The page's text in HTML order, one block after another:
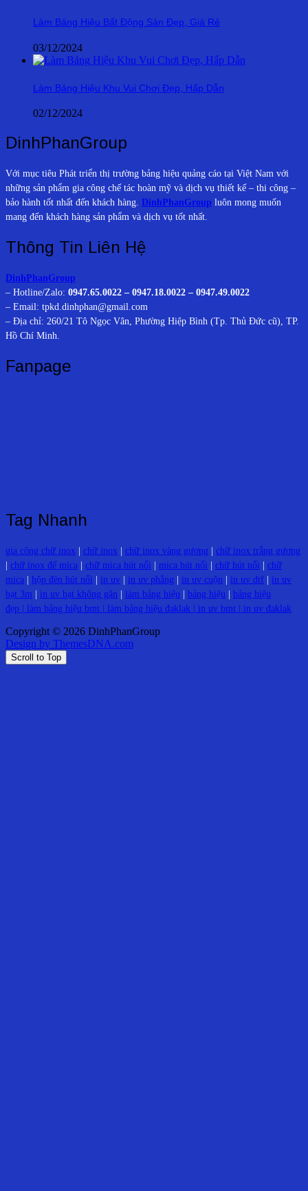
Làm Bảng Hiệu Bất Động Sản Đẹp, Giá Rẻ
03/12/2024
Làm Bảng Hiệu Khu Vui Chơi Đẹp, Hấp Dẫn
02/12/2024
DinhPhanGroup
Với mục tiêu Phát triển thị trường bảng hiệu quảng cáo tại Việt Nam với
những sản phẩm gia công chế tác hoàn mỹ và dịch vụ thiết kế – thi công –
bảo hành tốt nhất đến khách hàng. DinhPhanGroup luôn mong muốn
mang đến khách hàng sản phẩm và dịch vụ tốt nhất.
Thông Tin Liên Hệ
DinhPhanGroup
– Hotline/Zalo: 0947.65.0022 – 0947.18.0022 – 0947.49.0022
– Email: tpkd.dinhphan@gmail.com
– Địa chỉ: 260/21 Tô Ngọc Vân, Phường Hiệp Bình (Tp. Thủ Đức cũ), TP.
Hồ Chí Minh.
Fanpage
Tag Nhanh
gia công chữ inox | chữ inox | chữ inox vàng gương | chữ inox trắng gương
| chữ inox đế mica | chữ mica hút nổi | mica hút nổi | chữ hút nổi | chữ
mica | hộp đèn hút nổi | in uv | in uv phẳng | in uv cuộn | in uv dtf | in uv
bạt 3m | in uv bạt không gân | làm bảng hiệu | bảng hiệu | bảng hiệu
đẹp | làm bảng hiệu bmt | làm bảng hiệu đaklak | in uv bmt | in uv đaklak
Copyright © 2026 DinhPhanGroup
Design by ThemesDNA.com
Scroll to Top